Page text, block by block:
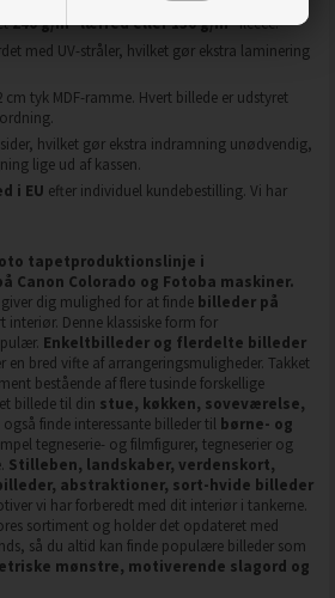
240 g/m lærred eller 130 g/m fleece.
med UV-stråler, hvilket gør ekstra laminering
tyk MDF-ramme. Hvert billede er udstyret
hvilket gør ekstra indramning unødvendig,
lige ud af kassen.
i EU efter individuel kundebestilling. Vi har
tapetproduktionslinje i
Canon Colorado og Fotoba maskiner.
dig mulighed for at finde billeder på
interiør. Denne klassiske form for
Enkeltbilleder og flerdelte billeder
en bred vifte af arrangeringsmuligheder. Takket
bestående af flere tusinde forskellige
billede til din stue, køkken, soveværelse,
også finde interessante billeder til børne- og
tegneserie- og filmfigurer, tegneserier og
Stilleben, landskaber, verdenskort,
abstraktioner, sort-hvide billeder
vi har forberedt med dit interiør i tankerne.
sortiment og holder det opdateret med
så du altid kan finde populære billeder som
mønstre, motiverende slagord og